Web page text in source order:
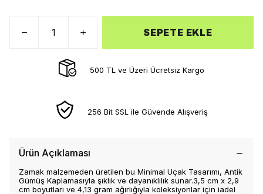
SEPETE EKLE
500 TL ve Üzeri Ücretsiz Kargo
256 Bit SSL ile Güvende Alışveriş
Ürün Açıklaması
Zamak malzemeden üretilen bu Minimal Uçak Tasarımı, Antik
Gümüş Kaplamasıyla şıklık ve dayanıklılık sunar.3,5 cm x 2,9
cm boyutları ve 4,13 gram ağırlığıyla koleksiyonlar için iadel